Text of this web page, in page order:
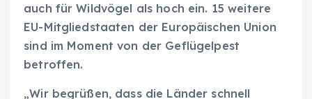
auch für Wildvögel als hoch ein. 15 weitere
EU-Mitgliedstaaten der Europäischen Union
sind im Moment von der Geflügelpest
betroffen.
„Wir begrüßen, dass die Länder schnell